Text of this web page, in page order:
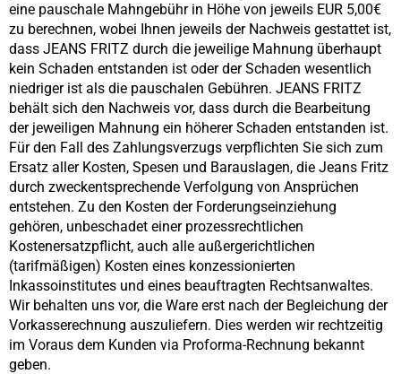
eine pauschale Mahngebühr in Höhe von jeweils EUR 5,00€
zu berechnen, wobei Ihnen jeweils der Nachweis gestattet ist,
dass JEANS FRITZ durch die jeweilige Mahnung überhaupt
kein Schaden entstanden ist oder der Schaden wesentlich
niedriger ist als die pauschalen Gebühren. JEANS FRITZ
behält sich den Nachweis vor, dass durch die Bearbeitung
der jeweiligen Mahnung ein höherer Schaden entstanden ist.
Für den Fall des Zahlungsverzugs verpflichten Sie sich zum
Ersatz aller Kosten, Spesen und Barauslagen, die Jeans Fritz
durch zweckentsprechende Verfolgung von Ansprüchen
entstehen. Zu den Kosten der Forderungseinziehung
gehören, unbeschadet einer prozessrechtlichen
Kostenersatzpflicht, auch alle außergerichtlichen
(tarifmäßigen) Kosten eines konzessionierten
Inkassoinstitutes und eines beauftragten Rechtsanwaltes.
Wir behalten uns vor, die Ware erst nach der Begleichung der
Vorkasserechnung auszuliefern. Dies werden wir rechtzeitig
im Voraus dem Kunden via Proforma-Rechnung bekannt
geben.